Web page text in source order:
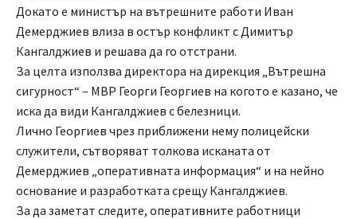
Докато е министър на вътрешните работи Иван
Демерджиев влиза в остър конфликт с Димитър
Кангалджиев и решава да го отстрани.
За целта използва директора на дирекция „Вътрешна
сигурност“ – МВР Георги Георгиев на когото е казано, че
иска да види Кангалджиев с белезници.
Лично Георгиев чрез приближени нему полицейски
служители, сътворяват толкова исканата от
Демерджиев „оперативната информация“ и на нейно
основание и разработката срещу Кангалджиев.
За да заметат следите, оперативните работници